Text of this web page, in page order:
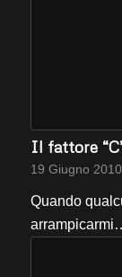
Il fattore
19 Giugno 2010
Quando